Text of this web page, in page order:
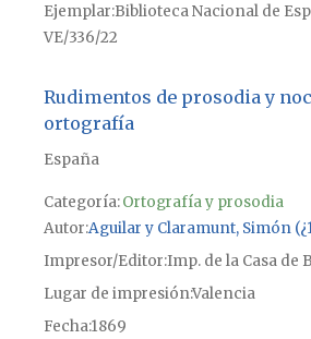
Ejemplar Biblioteca Nacional de
VE/336/22
Rudimentos de prosodia y
ortografía
España
Categoría:Ortografía y prosodia
Autor Aguilar y Claramunt, Simón
Impresor/Editor Imp. de la Casa de
Lugar de impresiónValencia
Fecha1869